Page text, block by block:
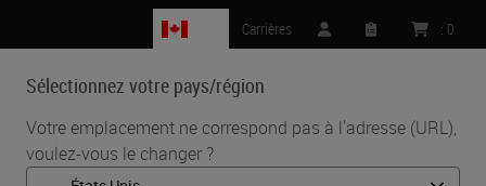
Sélectionnez votre pays/région
Votre emplacement ne correspond pas à l'adresse (URL),
voulez-vous le changer ?
Carrières : 0
MENU
Accueil • Life Sciences And Research Solutions •